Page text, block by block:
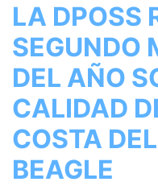
LA DPOSS
SEGUNDO
DEL AÑO
CALIDAD
COSTA
BEAGLE